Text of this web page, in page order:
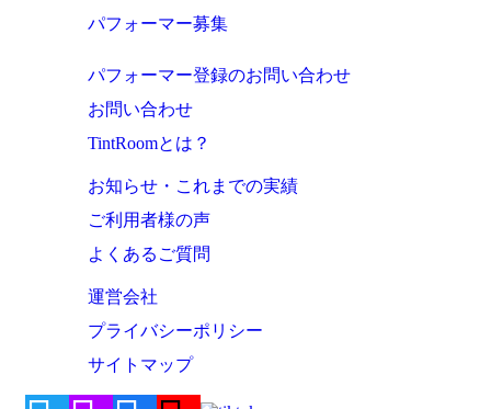
パフォーマー募集
パフォーマー登録のお問い合わせ
お問い合わせ
TintRoomとは？
お知らせ・これまでの実績
ご利用者様の声
よくあるご質問
運営会社
プライバシーポリシー
サイトマップ